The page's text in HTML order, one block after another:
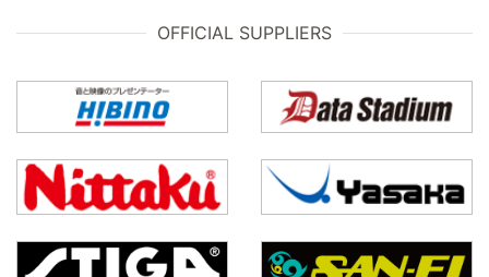
OFFICIAL SUPPLIERS